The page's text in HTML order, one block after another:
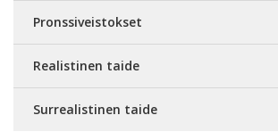
Pronssiveistokset
Realistinen taide
Surrealistinen taide